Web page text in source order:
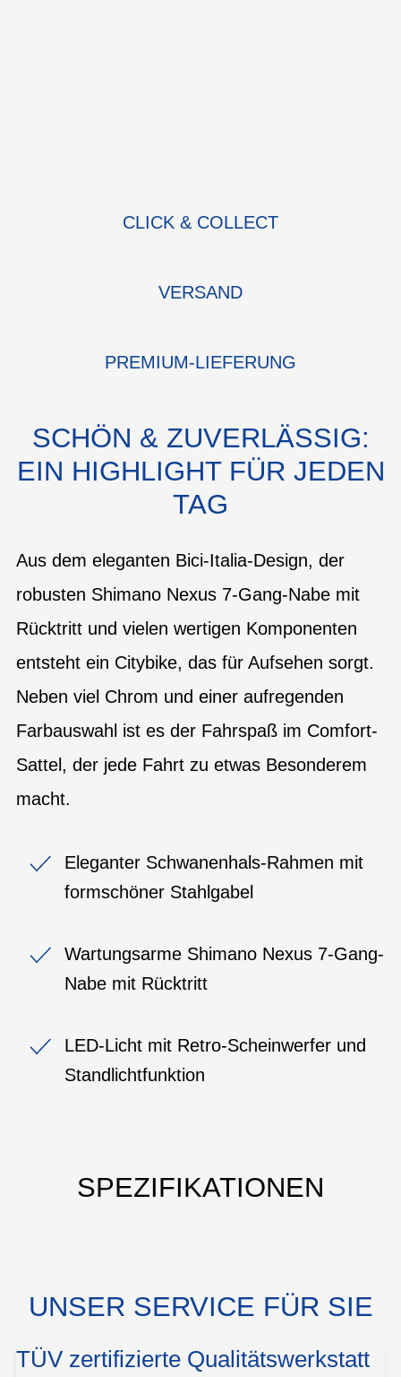
CLICK & COLLECT
VERSAND
PREMIUM-LIEFERUNG
SCHÖN & ZUVERLÄSSIG:
EIN HIGHLIGHT FÜR JEDEN
TAG
Aus dem eleganten Bici-Italia-Design, der
robusten Shimano Nexus 7-Gang-Nabe mit
Rücktritt und vielen wertigen Komponenten
entsteht ein Citybike, das für Aufsehen sorgt.
Neben viel Chrom und einer aufregenden
Farbauswahl ist es der Fahrspaß im Comfort-
Sattel, der jede Fahrt zu etwas Besonderem
macht.
Eleganter Schwanenhals-Rahmen mit
formschöner Stahlgabel
Wartungsarme Shimano Nexus 7-Gang-
Nabe mit Rücktritt
LED-Licht mit Retro-Scheinwerfer und
Standlichtfunktion
SPEZIFIKATIONEN
UNSER SERVICE FÜR SIE
TÜV zertifizierte Qualitätswerkstatt